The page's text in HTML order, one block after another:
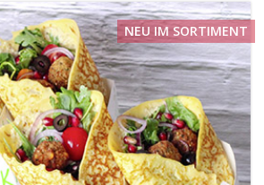
NEU IM SORTIMENT